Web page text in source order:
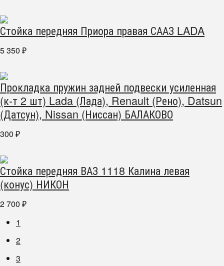
Стойка передняя Приора правая СААЗ LADA
5 350 ₽
Прокладка пружин задней подвески усиленная
(к-т 2 шт) Lada (Лада), Renault (Рено), Datsun
(Датсун), Nissan (Ниссан) БАЛАКОВО
300 ₽
Стойка передняя ВАЗ 1118 Калина левая
(конус) НИКОН
2 700 ₽
1
2
3